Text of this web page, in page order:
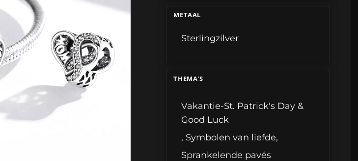
METAAL
Sterlingzilver
THEMA'S
Vakantie-St. Patrick's Day &
Good Luck
, Symbolen van liefde,
Sprankelende pavés